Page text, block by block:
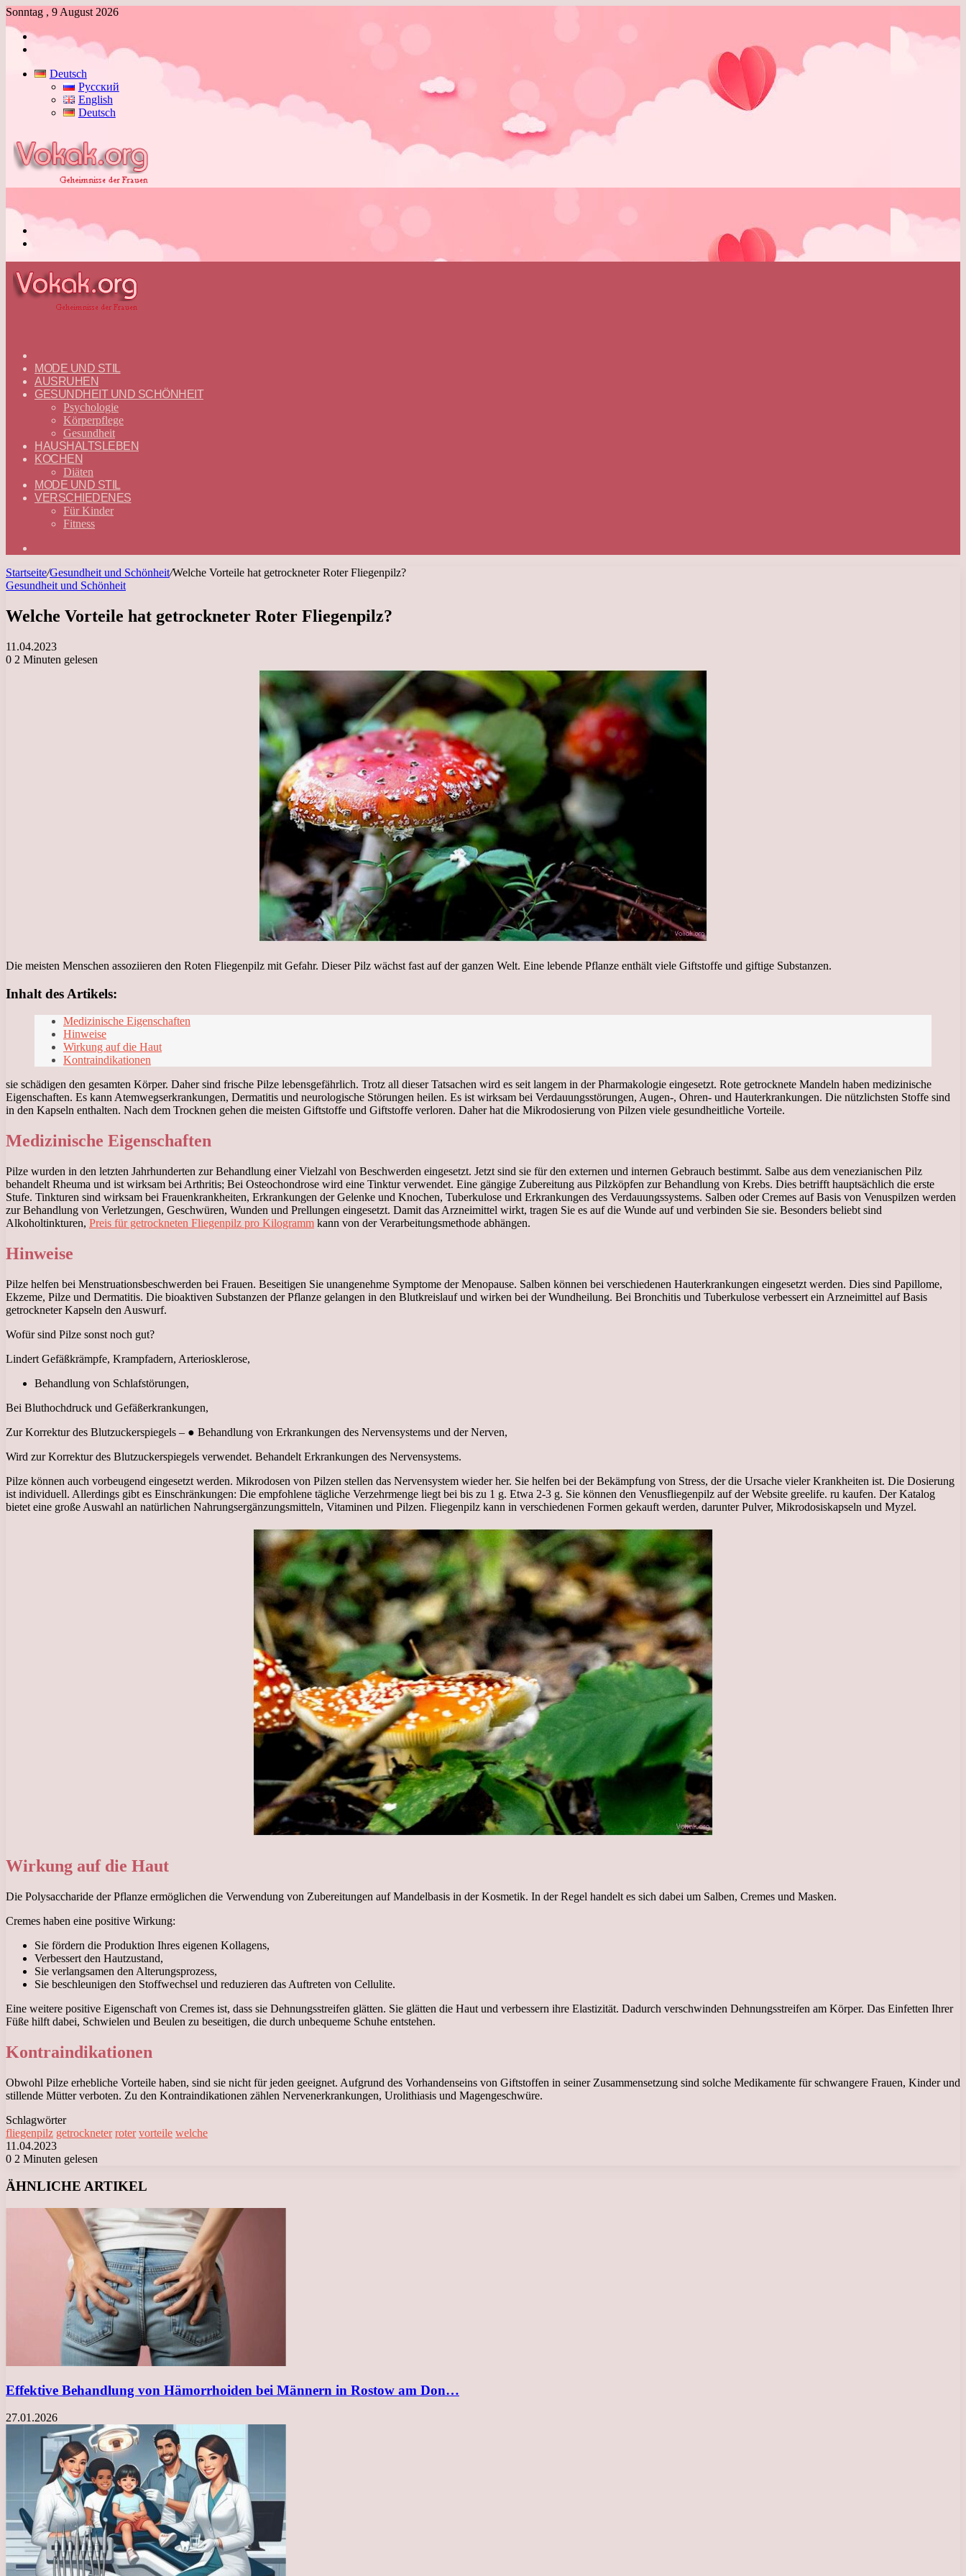
Sonntag , 9 August 2026
Anmelden
Deutsch
Русский
English
Deutsch
—
DEUTSCH
MODE UND STIL
AUSRUHEN
GESUNDHEIT UND SCHÖNHEIT
Psychologie
Körperpflege
Gesundheit
HAUSHALTSLEBEN
KOCHEN
Diäten
MODE UND STIL
VERSCHIEDENES
Für Kinder
Fitness
Startseite/Gesundheit und Schönheit/Welche Vorteile hat getrockneter Roter Fliegenpilz?
Gesundheit und Schönheit
Welche Vorteile hat getrockneter Roter Fliegenpilz?
11.04.2023
0 2 Minuten gelesen
Die meisten Menschen assoziieren den Roten Fliegenpilz mit Gefahr. Dieser Pilz wächst fast auf der ganzen Welt. Eine lebende Pflanze enthält viele Giftstoffe und giftige Substanzen.
Inhalt des Artikels:
Medizinische Eigenschaften
Hinweise
Wirkung auf die Haut
Kontraindikationen
sie schädigen den gesamten Körper. Daher sind frische Pilze lebensgefährlich. Trotz all dieser Tatsachen wird es seit langem in der Pharmakologie eingesetzt. Rote getrocknete Mandeln haben medizinische
Eigenschaften. Es kann Atemwegserkrankungen, Dermatitis und neurologische Störungen heilen. Es ist wirksam bei Verdauungsstörungen, Augen-, Ohren- und Hauterkrankungen. Die nützlichsten Stoffe sind
in den Kapseln enthalten. Nach dem Trocknen gehen die meisten Giftstoffe und Giftstoffe verloren. Daher hat die Mikrodosierung von Pilzen viele gesundheitliche Vorteile.
Medizinische Eigenschaften
Pilze wurden in den letzten Jahrhunderten zur Behandlung einer Vielzahl von Beschwerden eingesetzt. Jetzt sind sie für den externen und internen Gebrauch bestimmt. Salbe aus dem venezianischen Pilz
behandelt Rheuma und ist wirksam bei Arthritis; Bei Osteochondrose wird eine Tinktur verwendet. Eine gängige Zubereitung aus Pilzköpfen zur Behandlung von Krebs. Dies betrifft hauptsächlich die erste
Stufe. Tinkturen sind wirksam bei Frauenkrankheiten, Erkrankungen der Gelenke und Knochen, Tuberkulose und Erkrankungen des Verdauungssystems. Salben oder Cremes auf Basis von Venuspilzen werden
zur Behandlung von Verletzungen, Geschwüren, Wunden und Prellungen eingesetzt. Damit das Arzneimittel wirkt, tragen Sie es auf die Wunde auf und verbinden Sie sie. Besonders beliebt sind
Alkoholtinkturen, Preis für getrockneten Fliegenpilz pro Kilogramm kann von der Verarbeitungsmethode abhängen.
Hinweise
Pilze helfen bei Menstruationsbeschwerden bei Frauen. Beseitigen Sie unangenehme Symptome der Menopause. Salben können bei verschiedenen Hauterkrankungen eingesetzt werden. Dies sind Papillome,
Ekzeme, Pilze und Dermatitis. Die bioaktiven Substanzen der Pflanze gelangen in den Blutkreislauf und wirken bei der Wundheilung. Bei Bronchitis und Tuberkulose verbessert ein Arzneimittel auf Basis
getrockneter Kapseln den Auswurf.
Wofür sind Pilze sonst noch gut?
Lindert Gefäßkrämpfe, Krampfadern, Arteriosklerose,
Behandlung von Schlafstörungen,
Bei Bluthochdruck und Gefäßerkrankungen,
Zur Korrektur des Blutzuckerspiegels – ● Behandlung von Erkrankungen des Nervensystems und der Nerven,
Wird zur Korrektur des Blutzuckerspiegels verwendet. Behandelt Erkrankungen des Nervensystems.
Pilze können auch vorbeugend eingesetzt werden. Mikrodosen von Pilzen stellen das Nervensystem wieder her. Sie helfen bei der Bekämpfung von Stress, der die Ursache vieler Krankheiten ist. Die Dosierung
ist individuell. Allerdings gibt es Einschränkungen: Die empfohlene tägliche Verzehrmenge liegt bei bis zu 1 g. Etwa 2-3 g. Sie können den Venusfliegenpilz auf der Website greelife. ru kaufen. Der Katalog
bietet eine große Auswahl an natürlichen Nahrungsergänzungsmitteln, Vitaminen und Pilzen. Fliegenpilz kann in verschiedenen Formen gekauft werden, darunter Pulver, Mikrodosiskapseln und Myzel.
Wirkung auf die Haut
Die Polysaccharide der Pflanze ermöglichen die Verwendung von Zubereitungen auf Mandelbasis in der Kosmetik. In der Regel handelt es sich dabei um Salben, Cremes und Masken.
Cremes haben eine positive Wirkung:
Sie fördern die Produktion Ihres eigenen Kollagens,
Verbessert den Hautzustand,
Sie verlangsamen den Alterungsprozess,
Sie beschleunigen den Stoffwechsel und reduzieren das Auftreten von Cellulite.
Eine weitere positive Eigenschaft von Cremes ist, dass sie Dehnungsstreifen glätten. Sie glätten die Haut und verbessern ihre Elastizität. Dadurch verschwinden Dehnungsstreifen am Körper. Das Einfetten Ihrer
Füße hilft dabei, Schwielen und Beulen zu beseitigen, die durch unbequeme Schuhe entstehen.
Kontraindikationen
Obwohl Pilze erhebliche Vorteile haben, sind sie nicht für jeden geeignet. Aufgrund des Vorhandenseins von Giftstoffen in seiner Zusammensetzung sind solche Medikamente für schwangere Frauen, Kinder und
stillende Mütter verboten. Zu den Kontraindikationen zählen Nervenerkrankungen, Urolithiasis und Magengeschwüre.
Schlagwörter
fliegenpilz getrockneter roter vorteile welche
11.04.2023
0 2 Minuten gelesen
ÄHNLICHE ARTIKEL
Effektive Behandlung von Hämorrhoiden bei Männern in Rostow am Don…
27.01.2026